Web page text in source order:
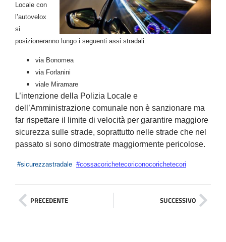
Locale con
l’autovelox
si
posizioneranno lungo i seguenti assi stradali:
via Bonomea
via Forlanini
viale Miramare
L’intenzione della Polizia Locale e
dell’Amministrazione comunale non è sanzionare ma
far rispettare il limite di velocità per garantire maggiore
sicurezza sulle strade, soprattutto nelle strade che nel
passato si sono dimostrate maggiormente pericolose.
#sicurezzastradale #cossacorichetecoriconocorichetecori
PRECEDENTE SUCCESSIVO